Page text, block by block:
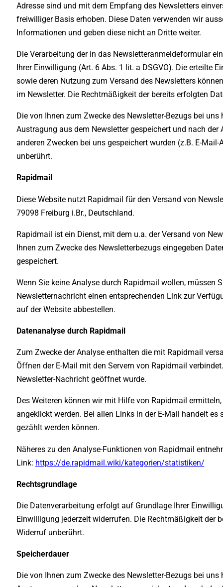
Adresse sind und mit dem Empfang des Newsletters
freiwilliger Basis erhoben. Diese Daten verwenden wir
Informationen und geben diese nicht an Dritte weiter.
Die Verarbeitung der in das Newsletteranmeldeformular
Ihrer Einwilligung (Art. 6 Abs. 1 lit. a DSGVO). Die erteilte
sowie deren Nutzung zum Versand des Newsletters
im Newsletter. Die Rechtmäßigkeit der bereits erfolgten
Die von Ihnen zum Zwecke des Newsletter-Bezugs bei
Austragung aus dem Newsletter gespeichert und nach
anderen Zwecken bei uns gespeichert wurden (z.B. E-
unberührt.
Rapidmail
Diese Website nutzt Rapidmail für den Versand von
79098 Freiburg i.Br., Deutschland.
Rapidmail ist ein Dienst, mit dem u.a. der Versand von
Ihnen zum Zwecke des Newsletterbezugs eingegeben
gespeichert.
Wenn Sie keine Analyse durch Rapidmail wollen, müssen
Newsletternachricht einen entsprechenden Link zur
auf der Website abbestellen.
Datenanalyse durch Rapidmail
Zum Zwecke der Analyse enthalten die mit Rapidmail
Öffnen der E-Mail mit den Servern von Rapidmail
Newsletter-Nachricht geöffnet wurde.
Des Weiteren können wir mit Hilfe von Rapidmail
angeklickt werden. Bei allen Links in der E-Mail handelt
gezählt werden können.
Näheres zu den Analyse-Funktionen von Rapidmail
Link: https://de.rapidmail.wiki/kategorien/statistiken/
Rechtsgrundlage
Die Datenverarbeitung erfolgt auf Grundlage Ihrer
Einwilligung jederzeit widerrufen. Die Rechtmäßigkeit der
Widerruf unberührt.
Speicherdauer
Die von Ihnen zum Zwecke des Newsletter-Bezugs bei